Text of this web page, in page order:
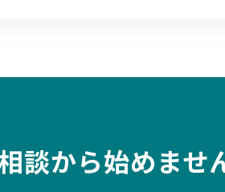
談から始めませ